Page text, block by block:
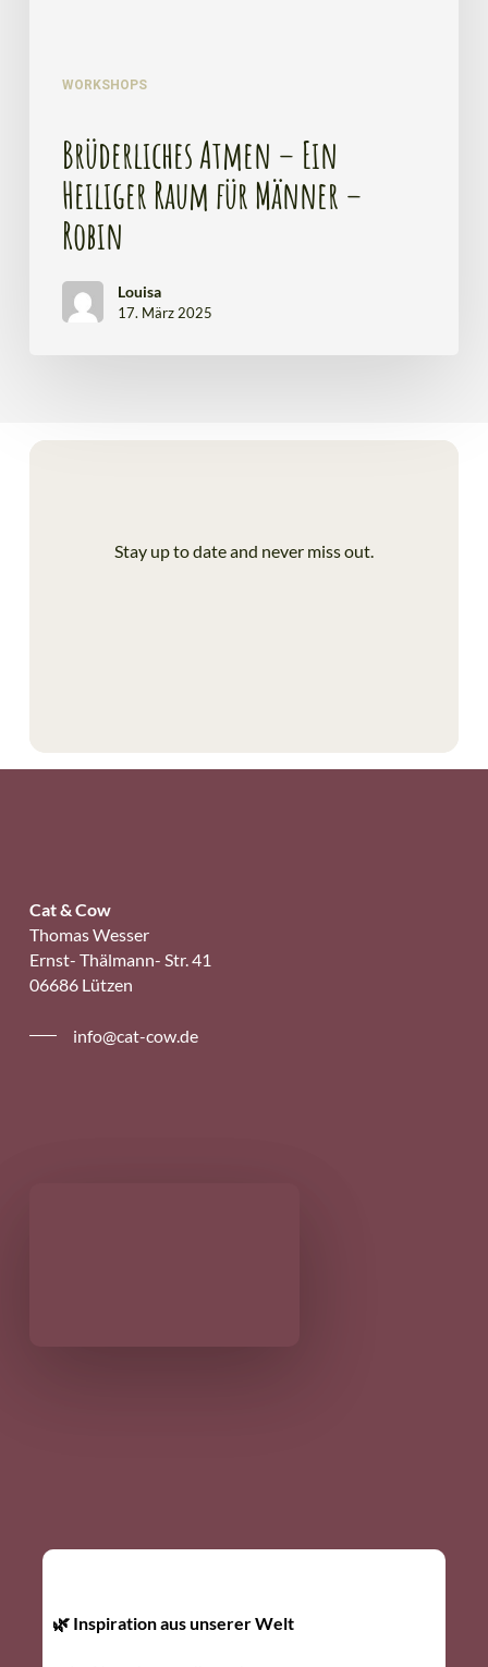
WORKSHOPS
Brüderliches Atmen – Ein
Heiliger Raum für Männer –
Robin
Louisa
17. März 2025
Stay up to date and never miss out.
Cat & Cow
Thomas Wesser
Ernst- Thälmann- Str. 41
06686 Lützen
info@cat-cow.de
🌿 Inspiration aus unserer Welt